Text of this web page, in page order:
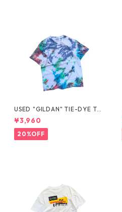
USED "GILDAN" TIE-DYE TE
E
¥3,960
20%OFF